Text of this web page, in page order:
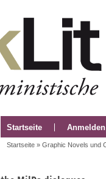
Startseite Anmelden
Startseite » Graphic Novels und